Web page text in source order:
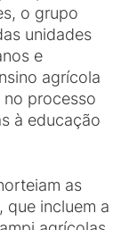
o grupo
unidades
e
agrícola
processo
à educação
as
que incluem a